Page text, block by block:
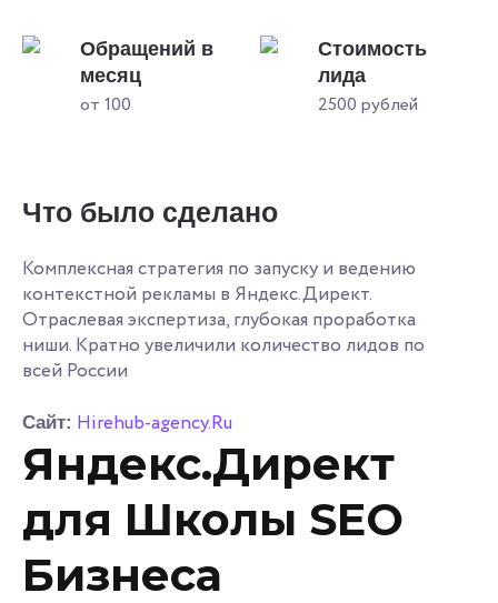
Обращений в
месяц
от 100
Стоимость
лида
2500 рублей
Что было сделано
Комплексная стратегия по запуску и ведению
контекстной рекламы в Яндекс.Директ.
Отраслевая экспертиза, глубокая проработка
ниши. Кратно увеличили количество лидов по
всей России
Сайт: Hirehub-agency.Ru
Яндекс.Директ
для Школы SEO
Бизнеса